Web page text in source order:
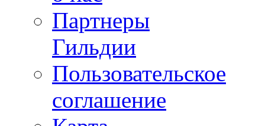
Партнеры
Гильдии
Пользовательское
соглашение